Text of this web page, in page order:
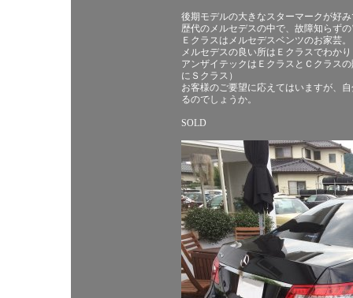
後期モデルの大きなスターマークが好
歴代のメルセデスの中で、故障知らず
Ｅクラスはメルセデスベンツのお家芸。
メルセデスの良い所はＥクラスでわか
アンザイテックはＥクラスとＣクラス
にＳクラス）
お客様のご要望に応えてはいますが、
るのでしょうか。
SOLD